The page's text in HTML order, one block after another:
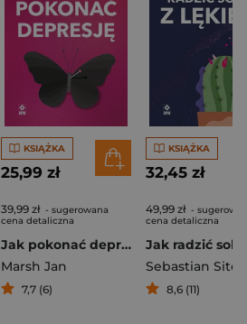
KSIĄŻKA
25,99 zł
39,99 zł - sugerowana
cena detaliczna
Jak pokonać depresję
Marsh Jan
7,7 (6)
KSIĄŻKA
32,45 zł
49,99 zł -
cena detaliczna
Sebastian
8,6 (11)